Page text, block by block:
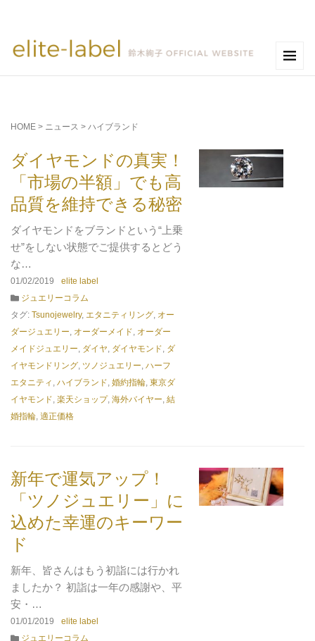
HOME > ニュース > ハイブランド
ダイヤモンドの真実！
「市場の半額」でも高
品質を維持できる秘密
ダイヤモンドをブランドという“上乗
せ”をしない状態でご提供するとどう
な…
01/02/2019
elite label
ジュエリーコラム
タグ: Tsunojewelry, エタニティリング, オー
ダージュエリー, オーダーメイド, オーダー
メイドジュエリー, ダイヤ, ダイヤモンド, ダ
イヤモンドリング, ツノジュエリー, ハーフ
エタニティ , ハイブランド, 婚約指輪, 東京ダ
イヤモンド, 楽天ショップ, 海外バイヤー, 結
婚指輪, 適正価格
新年で運気アップ！
「ツノジュエリー」に
込めた幸運のキーワー
ド
新年、皆さんはもう初詣には行かれ
ましたか？ 初詣は一年の感謝や、平
安・…
01/01/2019
elite label
ジュエリーコラム